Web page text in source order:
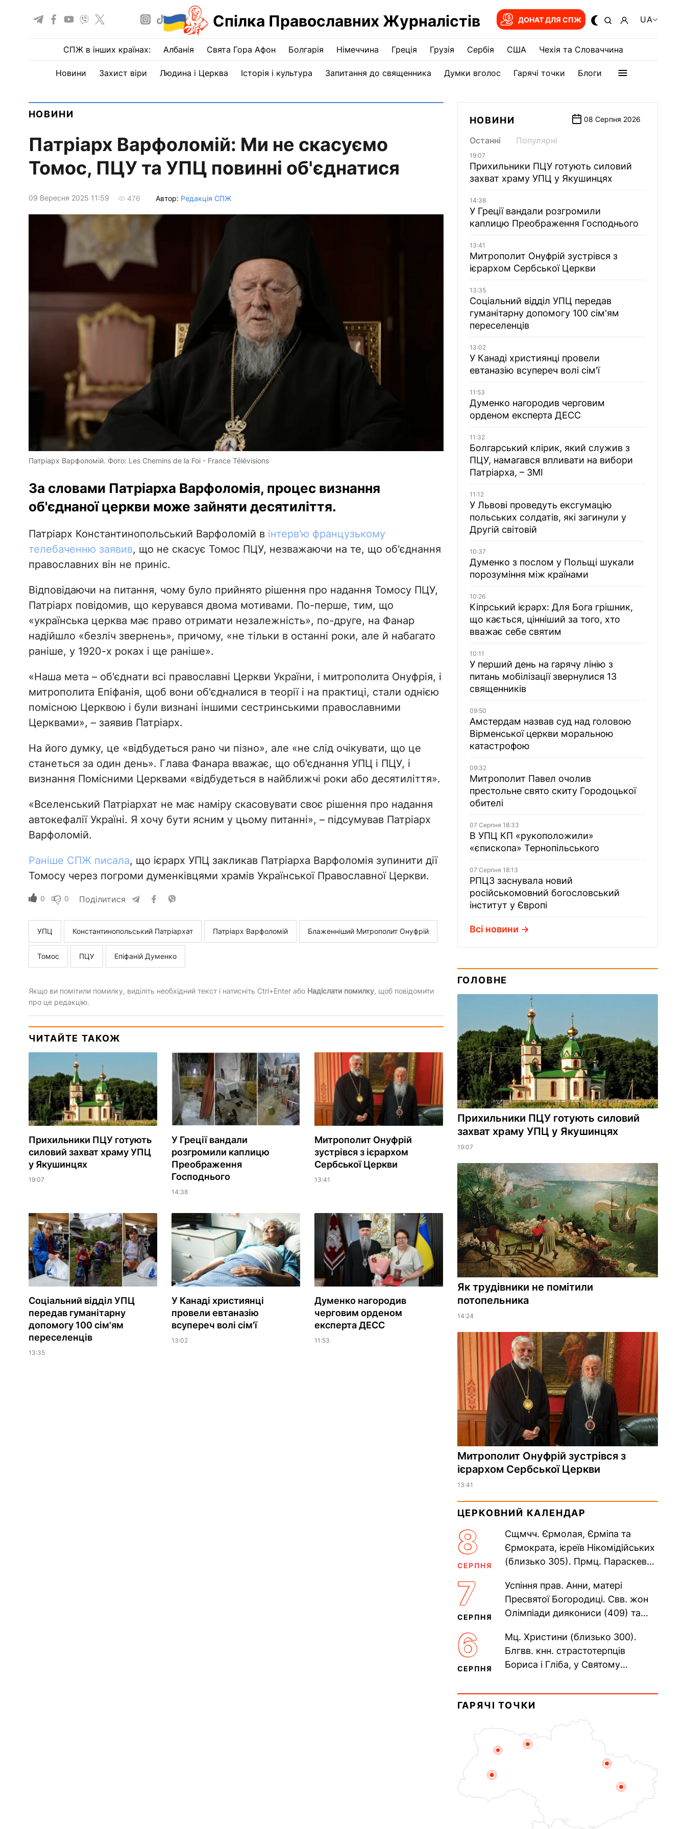
Спілка Православних Журналістів ДОНАТ ДЛЯ СПЖ UA
СПЖ в інших країнах: Албанія Свята Гора Афон Болгарія Німеччина Греція Грузія Сербія США Чехія та Словаччина
Новини Захист віри Людина і Церква Історія і культура Запитання до священника Думки вголос Гарячі точки Блоги
НОВИНИ
Патріарх Варфоломій: Ми не скасуємо
Томос, ПЦУ та УПЦ повинні об'єднатися
09 Вересня 2025 11:59 476 Автор: Редакція СПЖ
Патріарх Варфоломій. Фото: Les Chemins de la Foi - France Télévisions
За словами Патріарха Варфоломія, процес визнання
об'єднаної церкви може зайняти десятиліття.
Патріарх Константинопольський Варфоломій в інтерв'ю французькому
телебаченню заявив, що не скасує Томос ПЦУ, незважаючи на те, що об'єднання
православних він не приніс.
Відповідаючи на питання, чому було прийнято рішення про надання Томосу ПЦУ,
Патріарх повідомив, що керувався двома мотивами. По-перше, тим, що
«українська церква має право отримати незалежність», по-друге, на Фанар
надійшло «безліч звернень», причому, «не тільки в останні роки, але й набагато
раніше, у 1920-х роках і ще раніше».
«Наша мета – об'єднати всі православні Церкви України, і митрополита Онуфрія, і
митрополита Епіфанія, щоб вони об'єдналися в теорії і на практиці, стали однією
помісною Церквою і були визнані іншими сестринськими православними
Церквами», – заявив Патріарх.
На його думку, це «відбудеться рано чи пізно», але «не слід очікувати, що це
станеться за один день». Глава Фанара вважає, що об'єднання УПЦ і ПЦУ, і
визнання Помісними Церквами «відбудеться в найближчі роки або десятиліття».
«Вселенський Патріархат не має наміру скасовувати своє рішення про надання
автокефалії Україні. Я хочу бути ясним у цьому питанні», – підсумував Патріарх
Варфоломій.
Раніше СПЖ писала, що ієрарх УПЦ закликав Патріарха Варфоломія зупинити дії
Томосу через погроми думенківцями храмів Української Православної Церкви.
0 0 Поділитися
УПЦ Константинопольський Патріархат Патріарх Варфоломій Блаженніший Митрополит Онуфрій
Томос ПЦУ Епіфаній Думенко
Якщо ви помітили помилку, виділіть необхідний текст і натисніть Ctrl+Enter або Надіслати помилку, щоб повідомити
про це редакцію.
ЧИТАЙТЕ ТАКОЖ
Прихильники ПЦУ готують
силовий захват храму УПЦ
у Якушинцях
19:07
У Греції вандали
розгромили каплицю
Преображення
Господнього
14:38
Митрополит Онуфрій
зустрівся з ієрархом
Сербської Церкви
13:41
Соціальний відділ УПЦ
передав гуманітарну
допомогу 100 сім'ям
переселенців
13:35
У Канаді християнці
провели евтаназію
всупереч волі сім'ї
13:02
Думенко нагородив
черговим орденом
експерта ДЕСС
11:53
НОВИНИ 08 Серпня 2026
Останні Популярні
19:07
Прихильники ПЦУ готують силовий
захват храму УПЦ у Якушинцях
14:38
У Греції вандали розгромили
каплицю Преображення Господнього
13:41
Митрополит Онуфрій зустрівся з
ієрархом Сербської Церкви
13:35
Соціальний відділ УПЦ передав
гуманітарну допомогу 100 сім'ям
переселенців
13:02
У Канаді християнці провели
евтаназію всупереч волі сім'ї
11:53
Думенко нагородив черговим
орденом експерта ДЕСС
11:32
Болгарський клірик, який служив з
ПЦУ, намагався впливати на вибори
Патріарха, – ЗМІ
11:12
У Львові проведуть ексгумацію
польських солдатів, які загинули у
Другій світовій
10:37
Думенко з послом у Польщі шукали
порозуміння між країнами
10:26
Кіпрський ієрарх: Для Бога грішник,
що кається, цінніший за того, хто
вважає себе святим
10:11
У перший день на гарячу лінію з
питань мобілізації звернулися 13
священників
09:50
Амстердам назвав суд над головою
Вірменської церкви моральною
катастрофою
09:32
Митрополит Павел очолив
престольне свято скиту Городоцької
обителі
07 Серпня 18:33
В УПЦ КП «рукоположили»
«єпископа» Тернопільського
07 Серпня 18:13
РПЦЗ заснувала новий
російськомовний богословський
інститут у Європі
Всі новини
ГОЛОВНЕ
Прихильники ПЦУ готують силовий
захват храму УПЦ у Якушинцях
19:07
Як трудівники не помітили
потопельника
14:24
Митрополит Онуфрій зустрівся з
ієрархом Сербської Церкви
13:41
ЦЕРКОВНИЙ КАЛЕНДАР
8
СЕРПНЯ
Сщмчч. Єрмолая, Єрміпа та
Єрмократа, ієреїв Нікомідійських
(близько 305). Прмц. Параскеви
Печерського, в Ближніх...
7
СЕРПНЯ
Успіння прав. Анни, матері
Пресвятої Богородиці. Свв. жон
Олімпіади диякониси (409) та
Пам’ять V Вселенського...
6
СЕРПНЯ
Мц. Христини (близько 300).
Блгвв. кнн. страстотерпців
Бориса і Гліба, у Святому
Прп. Полікарпа, архімандрита...
ГАРЯЧІ ТОЧКИ